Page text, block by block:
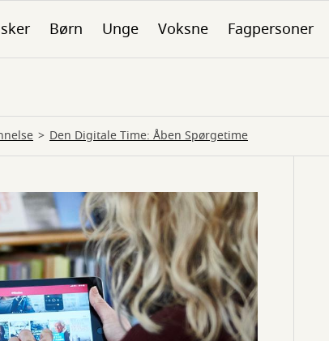
Børn Unge Voksne Fagpersoner
Den Digitale Time: Åben Spørgetime